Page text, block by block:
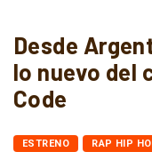
Desde
lo nuevo del
Code
ESTRENO RAP HIP